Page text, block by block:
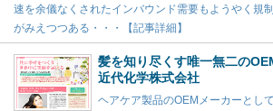
速を余儀なくされたインバウンド需要もようやく規
がみえつつある・・・【記事詳細】
髪を知り尽くす唯一無二の
近代化学株式会社
ヘアケア製品のOEMメーカーとし